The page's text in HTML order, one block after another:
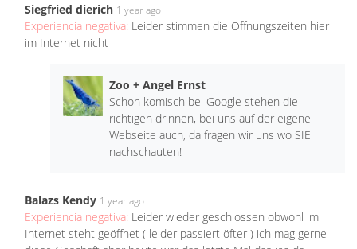
Siegfried dierich 1 year ago
Experiencia negativa: Leider stimmen die Öffnungszeiten hier
im Internet nicht
Zoo + Angel Ernst
Schon komisch bei Google stehen die
richtigen drinnen, bei uns auf der eigene
Webseite auch, da fragen wir uns wo SIE
nachschauten!
Balazs Kendy 1 year ago
Experiencia negativa: Leider wieder geschlossen obwohl im
Internet steht geöffnet ( leider passiert öfter ) ich mag gerne